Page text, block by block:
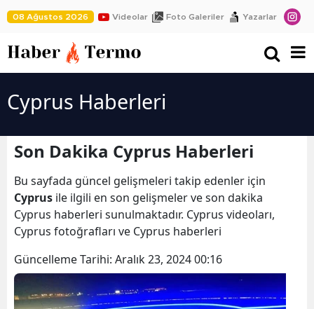
08 Ağustos 2026 Videolar Foto Galeriler Yazarlar
Cyprus Haberleri
Son Dakika Cyprus Haberleri
Bu sayfada güncel gelişmeleri takip edenler için
Cyprus ile ilgili en son gelişmeler ve son dakika
Cyprus haberleri sunulmaktadır. Cyprus videoları,
Cyprus fotoğrafları ve Cyprus haberleri
Güncelleme Tarihi: Aralık 23, 2024 00:16